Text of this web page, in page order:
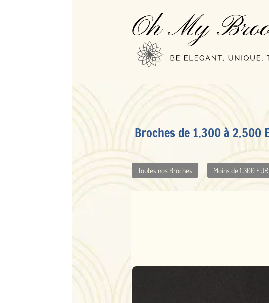
Broches de 1.300 à 2.500 EUR
De 1.300 à 2.500 EUR
Toutes nos Broches Moins de 1.300 EUR